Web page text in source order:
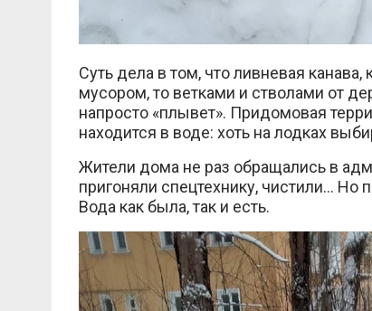
Суть дела в том, что ливневая
мусором, то ветками и стволами от
напросто «плывет». Придомовая
находится в воде: хоть на лодках
Жители дома не раз обращались в
пригоняли спецтехнику, чистили… Но
Вода как была, так и есть.